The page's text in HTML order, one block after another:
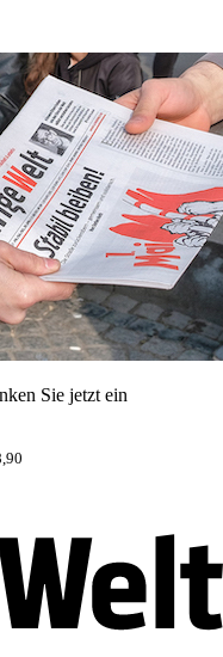
Sie jetzt ein